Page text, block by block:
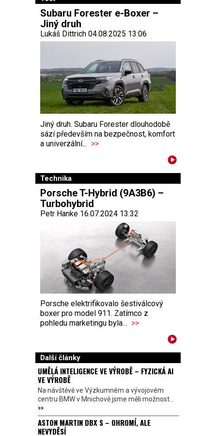
Subaru Forester e-Boxer –
Jiný druh
Lukáš Dittrich 04.08.2025 13:06
Jiný druh. Subaru Forester dlouhodobě
sází především na bezpečnost, komfort
a univerzální... >>
Technika
Porsche T-Hybrid (9A3B6) –
Turbohybrid
Petr Hanke 16.07.2024 13:32
Porsche elektrifikovalo šestiválcový
boxer pro model 911. Zatímco z
pohledu marketingu byla... >>
Další články
UMĚLÁ INTELIGENCE VE VÝROBĚ – FYZICKÁ AI
VE VÝROBĚ
Na návštěvě ve Výzkumném a vývojovém
centru BMW v Mnichově jsme měli možnost...
>>
ASTON MARTIN DBX S – OHROMÍ, ALE
NEVYDĚSÍ